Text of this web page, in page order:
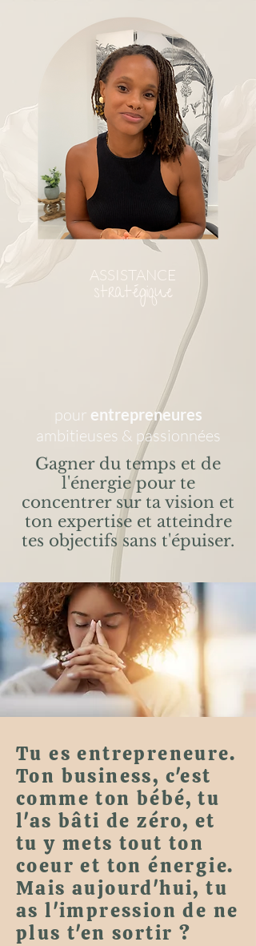
ASSISTANCE
stratégique
pour entrepreneures
ambitieuses & passionnées
Gagner du temps et de
l'énergie pour te
concentrer sur ta vision et
ton expertise et atteindre
tes objectifs sans t'épuiser.
Tu es entrepreneure.
Ton business, c'est
comme ton bébé, tu
l'as bâti de zéro, et
tu y mets tout ton
coeur et ton énergie.
Mais aujourd'hui, tu
as l'impression de ne
plus t'en sortir ?